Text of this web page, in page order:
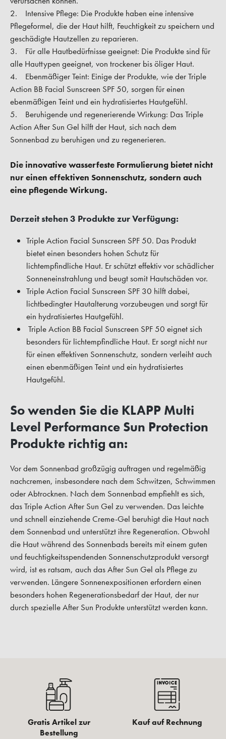
2. Intensive Pflege: Die Produkte haben eine intensive
Pflegeformel, die der Haut hilft, Feuchtigkeit zu speichern und
geschädigte Hautzellen zu reparieren.
3. Für alle Hautbedürfnisse geeignet: Die Produkte sind für
alle Hauttypen geeignet, von trockener bis öliger Haut.
4. Ebenmäßiger Teint: Einige der Produkte, wie der Triple
Action BB Facial Sunscreen SPF 50, sorgen für einen
ebenmäßigen Teint und ein hydratisiertes Hautgefühl.
5. Beruhigende und regenerierende Wirkung: Das Triple
Action After Sun Gel hilft der Haut, sich nach dem
Sonnenbad zu beruhigen und zu regenerieren.
Die innovative wasserfeste Formulierung bietet nicht
nur einen effektiven Sonnenschutz, sondern auch
eine pflegende Wirkung.
Derzeit stehen 3 Produkte zur Verfügung:
Triple Action Facial Sunscreen SPF 50. Das Produkt
bietet einen besonders hohen Schutz für
lichtempfindliche Haut. Er schützt effektiv vor schädlicher
Sonneneinstrahlung und beugt somit Hautschäden vor.
Triple Action Facial Sunscreen SPF 30 hilft dabei,
lichtbedingter Hautalterung vorzubeugen und sorgt für
ein hydratisiertes Hautgefühl.
Triple Action BB Facial Sunscreen SPF 50 eignet sich
besonders für lichtempfindliche Haut. Er sorgt nicht nur
für einen effektiven Sonnenschutz, sondern verleiht auch
einen ebenmäßigen Teint und ein hydratisiertes
Hautgefühl.
So wenden Sie die KLAPP Multi
Level Performance Sun Protection
Produkte richtig an:
Vor dem Sonnenbad großzügig auftragen und regelmäßig
nachcremen, insbesondere nach dem Schwitzen, Schwimmen
oder Abtrocknen. Nach dem Sonnenbad empfiehlt es sich,
das Triple Action After Sun Gel zu verwenden. Das leichte
und schnell einziehende Creme-Gel beruhigt die Haut nach
dem Sonnenbad und unterstützt ihre Regeneration. Obwohl
die Haut während des Sonnenbads bereits mit einem guten
und feuchtigkeitsspendenden Sonnenschutzprodukt versorgt
wird, ist es ratsam, auch das After Sun Gel als Pflege zu
verwenden. Längere Sonnenexpositionen erfordern einen
besonders hohen Regenerationsbedarf der Haut, der nur
durch spezielle After Sun Produkte unterstützt werden kann.
Gratis Artikel zur
Bestellung
Kauf auf Rechnung